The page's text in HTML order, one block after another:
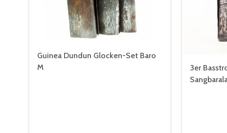
Guinea Dundun Glocken-Set Baro
M
3er